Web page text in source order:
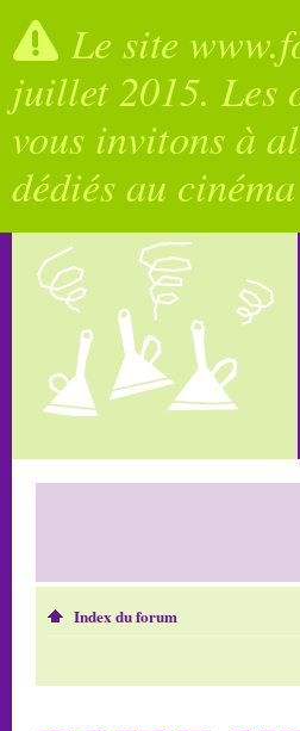
Le site
juillet 2015. Les
vous invitons à
dédiés au
Index du forum